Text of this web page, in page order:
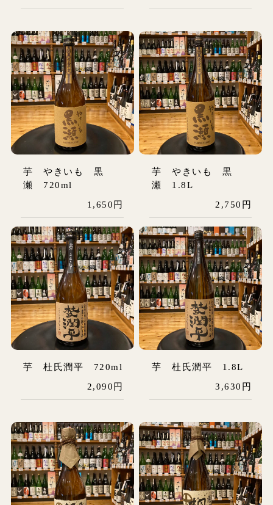
芋 やきいも 黒
瀬 720ml
1,650円
芋 やきいも 黒
瀬 1.8L
2,750円
芋 杜氏潤平 720ml
2,090円
芋 杜氏潤平 1.8L
3,630円